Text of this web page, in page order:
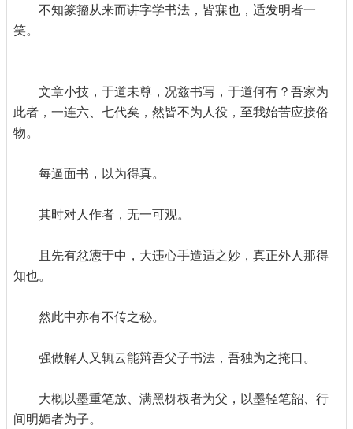
不知篆籀从来而讲字学书法，皆寐也，适发明者一
笑。
文章小技，于道未尊，况兹书写，于道何有？吾家为
此者，一连六、七代矣，然皆不为人役，至我始苦应接俗
物。
每逼面书，以为得真。
其时对人作者，无一可观。
且先有忿懑于中，大违心手造适之妙，真正外人那得
知也。
然此中亦有不传之秘。
强做解人又辄云能辩吾父子书法，吾独为之掩口。
大概以墨重笔放、满黑枒杈者为父，以墨轻笔韶、行
间明媚者为子。